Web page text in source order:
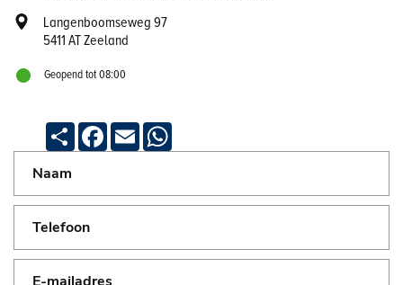
Langenboomseweg 97
5411 AT Zeeland
Geopend tot 08:00
Deel Facebook
Email